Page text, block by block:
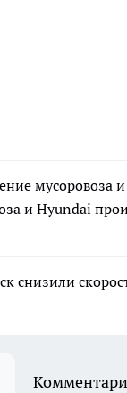
мусоровоза
и Hyundai
снизили